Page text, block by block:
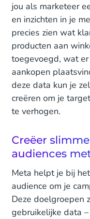
jou als marketeer
en inzichten in je
precies zien wat
producten aan
toegevoegd, wat
aankopen
deze data kun je
creëren om je
te verhogen.
Creëer
audiences
Meta helpt je bij
audience om je
Deze doelgroepen
gebruikelijke data